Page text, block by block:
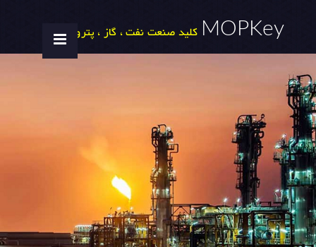
MOPKey کلید صنعت نفت ، گاز ، پتروشیمی